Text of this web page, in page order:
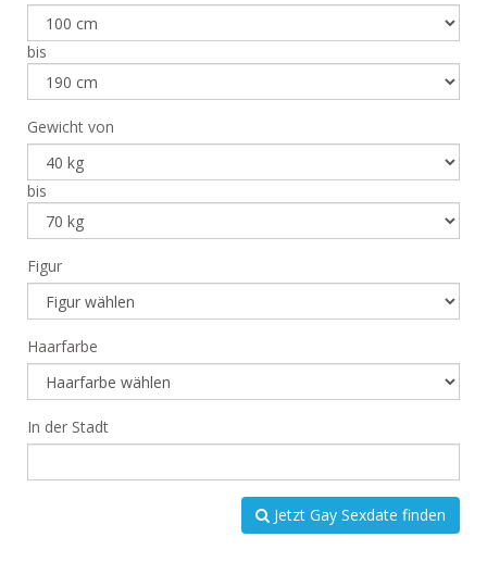
bis
Gewicht von
bis
Figur
Haarfarbe
In der Stadt
Jetzt Gay Sexdate finden